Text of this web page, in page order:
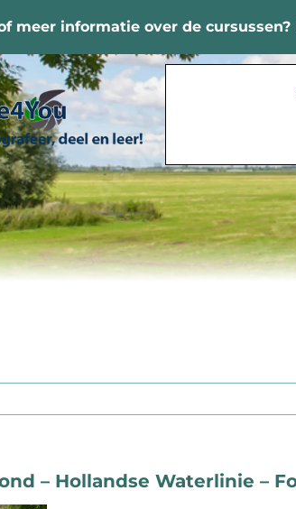
meer informatie over de cursussen?
– Hollandse Waterlinie –